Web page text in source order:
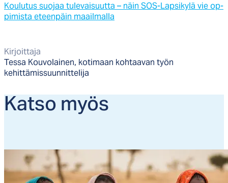
Kou­lu­tus suo­jaa tu­le­vai­suut­ta – näin SOS-Lap­si­ky­lä vie op­
pi­mis­ta eteen­päin maail­mal­la
Kirjoittaja
Tessa Kouvolainen, kotimaan kohtaavan työn
kehittämissuunnittelija
Kat­so myös